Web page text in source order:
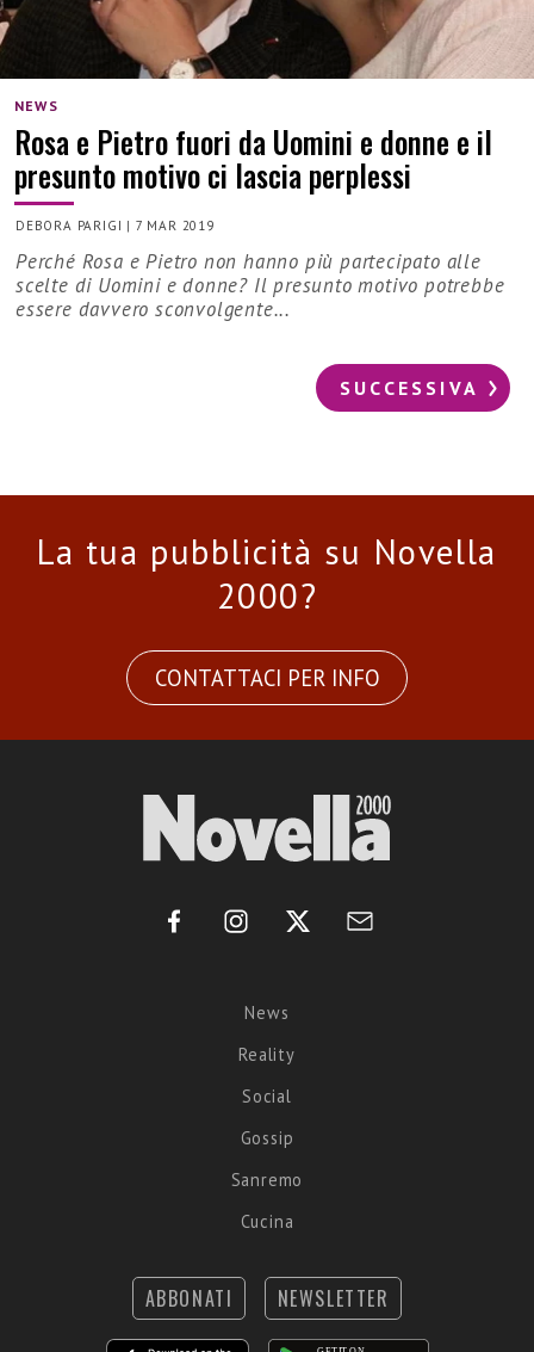
NEWS
Rosa e Pietro fuori da Uomini e donne e il
presunto motivo ci lascia perplessi
DEBORA PARIGI | 7 MAR 2019
Perché Rosa e Pietro non hanno più partecipato alle
scelte di Uomini e donne? Il presunto motivo potrebbe
essere davvero sconvolgente...
SUCCESSIVA
La tua pubblicità su Novella
2000?
CONTATTACI PER INFO
News
Reality
Social
Gossip
Sanremo
Cucina
ABBONATI NEWSLETTER